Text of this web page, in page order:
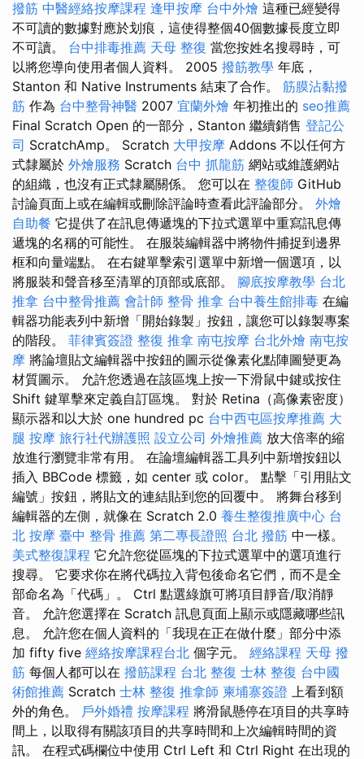
撥筋 中醫經絡按摩課程 逢甲按摩 台中外燴 這種已經變得
不可讀的數據對應於划痕，這使得整個40個數據長度立即
不可讀。 台中排毒推薦 天母 整復 當您按姓名搜尋時，可
以將您導向使用者個人資料。 2005 撥筋教學 年底，
Stanton 和 Native Instruments 結束了合作。 筋膜沾黏撥
筋 作為 台中整骨神醫 2007 宜蘭外燴 年初推出的 seo推薦
Final Scratch Open 的一部分，Stanton 繼續銷售 登記公
司 ScratchAmp。 Scratch 大甲按摩 Addons 不以任何方
式隸屬於 外燴服務 Scratch 台中 抓龍筋 網站或維護網站
的組織，也沒有正式隸屬關係。 您可以在 整復師 GitHub
討論頁面上或在編輯或刪除評論時查看此評論部分。 外燴
自助餐 它提供了在訊息傳遞塊的下拉式選單中重寫訊息傳
遞塊的名稱的可能性。 在服裝編輯器中將物件捕捉到邊界
框和向量端點。 在右鍵單擊索引選單中新增一個選項，以
將服裝和聲音移至清單的頂部或底部。 腳底按摩教學 台北
推拿 台中整骨推薦 會計師 整骨 推拿 台中養生館排毒 在編
輯器功能表列中新增「開始錄製」按鈕，讓您可以錄製專案
的階段。 菲律賓簽證 整復 推拿 南屯按摩 台北外燴 南屯按
摩 將論壇貼文編輯器中按鈕的圖示從像素化點陣圖變更為
材質圖示。 允許您透過在該區塊上按一下滑鼠中鍵或按住
Shift 鍵單擊來定義自訂區塊。 對於 Retina（高像素密度）
顯示器和以大於 one hundred pc 台中西屯區按摩推薦 大
腿 按摩 旅行社代辦護照 設立公司 外燴推薦 放大倍率的縮
放進行瀏覽非常有用。 在論壇編輯器工具列中新增按鈕以
插入 BBCode 標籤，如 center 或 color。 點擊「引用貼文
編號」按鈕，將貼文的連結貼到您的回覆中。 將舞台移到
編輯器的左側，就像在 Scratch 2.0 養生整復推廣中心 台
北 按摩 臺中 整骨 推薦 第二專長證照 台北 撥筋 中一樣。
美式整復課程 它允許您從區塊的下拉式選單中的選項進行
搜尋。 它要求你在將代碼拉入背包後命名它們，而不是全
部命名為「代碼」。 Ctrl 點選綠旗可將項目靜音/取消靜
音。 允許您選擇在 Scratch 訊息頁面上顯示或隱藏哪些訊
息。 允許您在個人資料的「我現在正在做什麼」部分中添
加 fifty five 經絡按摩課程台北 個字元。 經絡課程 天母 撥
筋 每個人都可以在 撥筋課程 台北 整復 士林 整復 台中國
術館推薦 Scratch 士林 整復 推拿師 柬埔寨簽證 上看到額
外的角色。 戶外婚禮 按摩課程 將滑鼠懸停在項目的共享時
間上，以取得有關該項目的共享時間和上次編輯時間的資
訊。 在程式碼欄位中使用 Ctrl Left 和 Ctrl Right 在出現的